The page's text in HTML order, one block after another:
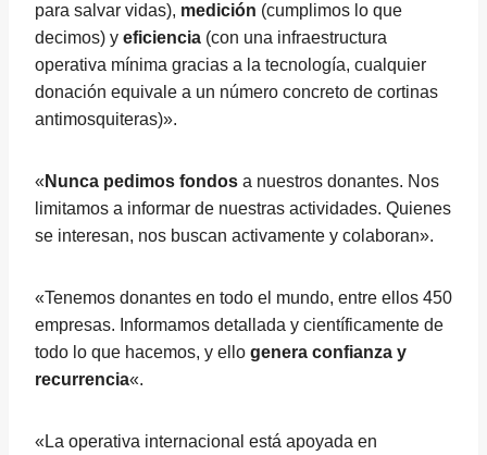
para salvar vidas), medición (cumplimos lo que
decimos) y eficiencia (con una infraestructura
operativa mínima gracias a la tecnología, cualquier
donación equivale a un número concreto de cortinas
antimosquiteras)».
« Nunca pedimos fondos a nuestros donantes. Nos
limitamos a informar de nuestras actividades. Quienes
se interesan, nos buscan activamente y colaboran».
«Tenemos donantes en todo el mundo, entre ellos 450
empresas. Informamos detallada y científicamente de
todo lo que hacemos, y ello genera confianza y
recurrencia«.
«La operativa internacional está apoyada en